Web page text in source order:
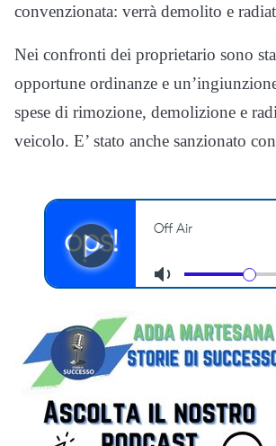
convenzionata: verrà demolito e
Nei confronti dei proprietario sono
opportune ordinanze e
spese di rimozione, demolizione e
veicolo. E’ stato anche sanzionato